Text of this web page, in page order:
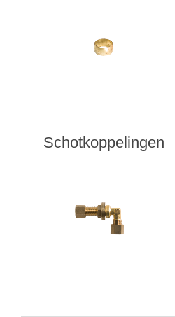
Schotkoppelingen